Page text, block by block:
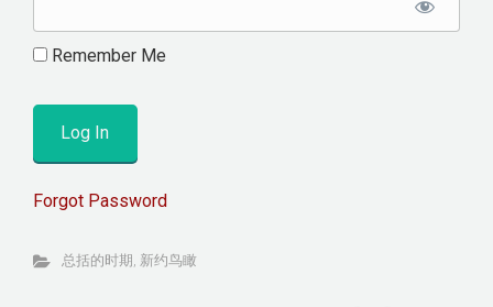
Remember Me
Forgot Password
总括的时期 , 新约鸟瞰